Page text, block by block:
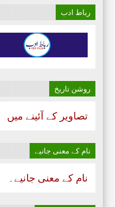
رباط ادب
روشن تاریخ
تصاویر کے آئینے میں
نام‌ کے معنی جانیے
نام‌ کے معنی جانیے۔